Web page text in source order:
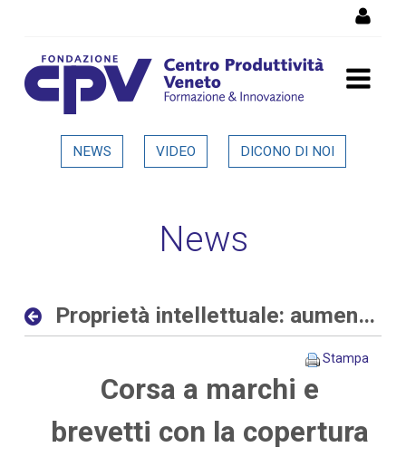
Proprietà intellettuale:
delle aziende allo sportello
evidenza
NEWS VIDEO DICONO DI NOI
News
Proprietà intellettuale: aumentano le richieste delle aziende allo sportello del CPV
Stampa
Corsa a marchi e
brevetti con la copertura